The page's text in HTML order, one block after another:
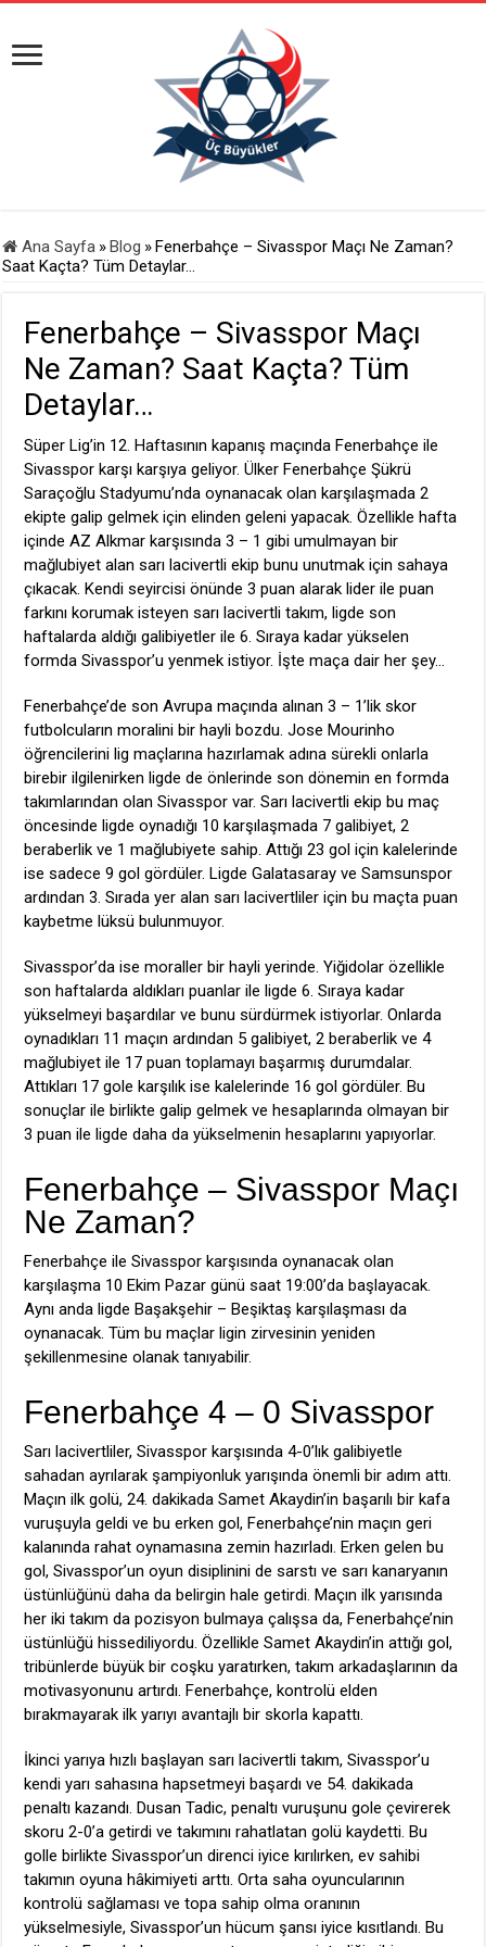
Ana Sayfa »Blog »Fenerbahçe – Sivasspor Maçı Ne Zaman?
Saat Kaçta? Tüm Detaylar…
Fenerbahçe – Sivasspor Maçı
Ne Zaman? Saat Kaçta? Tüm
Detaylar…
Süper Lig’in 12. Haftasının kapanış maçında Fenerbahçe ile
Sivasspor karşı karşıya geliyor. Ülker Fenerbahçe Şükrü
Saraçoğlu Stadyumu’nda oynanacak olan karşılaşmada 2
ekipte galip gelmek için elinden geleni yapacak. Özellikle hafta
içinde AZ Alkmar karşısında 3 – 1 gibi umulmayan bir
mağlubiyet alan sarı lacivertli ekip bunu unutmak için sahaya
çıkacak. Kendi seyircisi önünde 3 puan alarak lider ile puan
farkını korumak isteyen sarı lacivertli takım, ligde son
haftalarda aldığı galibiyetler ile 6. Sıraya kadar yükselen
formda Sivasspor’u yenmek istiyor. İşte maça dair her şey…
Fenerbahçe’de son Avrupa maçında alınan 3 – 1’lik skor
futbolcuların moralini bir hayli bozdu. Jose Mourinho
öğrencilerini lig maçlarına hazırlamak adına sürekli onlarla
birebir ilgilenirken ligde de önlerinde son dönemin en formda
takımlarından olan Sivasspor var. Sarı lacivertli ekip bu maç
öncesinde ligde oynadığı 10 karşılaşmada 7 galibiyet, 2
beraberlik ve 1 mağlubiyete sahip. Attığı 23 gol için kalelerinde
ise sadece 9 gol gördüler. Ligde Galatasaray ve Samsunspor
ardından 3. Sırada yer alan sarı lacivertliler için bu maçta puan
kaybetme lüksü bulunmuyor.
Sivasspor’da ise moraller bir hayli yerinde. Yiğidolar özellikle
son haftalarda aldıkları puanlar ile ligde 6. Sıraya kadar
yükselmeyi başardılar ve bunu sürdürmek istiyorlar. Onlarda
oynadıkları 11 maçın ardından 5 galibiyet, 2 beraberlik ve 4
mağlubiyet ile 17 puan toplamayı başarmış durumdalar.
Attıkları 17 gole karşılık ise kalelerinde 16 gol gördüler. Bu
sonuçlar ile birlikte galip gelmek ve hesaplarında olmayan bir
3 puan ile ligde daha da yükselmenin hesaplarını yapıyorlar.
Fenerbahçe – Sivasspor Maçı
Ne Zaman?
Fenerbahçe ile Sivasspor karşısında oynanacak olan
karşılaşma 10 Ekim Pazar günü saat 19:00’da başlayacak.
Aynı anda ligde Başakşehir – Beşiktaş karşılaşması da
oynanacak. Tüm bu maçlar ligin zirvesinin yeniden
şekillenmesine olanak tanıyabilir.
Fenerbahçe 4 – 0 Sivasspor
Sarı lacivertliler, Sivasspor karşısında 4-0’lık galibiyetle
sahadan ayrılarak şampiyonluk yarışında önemli bir adım attı.
Maçın ilk golü, 24. dakikada Samet Akaydin’in başarılı bir kafa
vuruşuyla geldi ve bu erken gol, Fenerbahçe’nin maçın geri
kalanında rahat oynamasına zemin hazırladı. Erken gelen bu
gol, Sivasspor’un oyun disiplinini de sarstı ve sarı kanaryanın
üstünlüğünü daha da belirgin hale getirdi. Maçın ilk yarısında
her iki takım da pozisyon bulmaya çalışsa da, Fenerbahçe’nin
üstünlüğü hissediliyordu. Özellikle Samet Akaydin’in attığı gol,
tribünlerde büyük bir coşku yaratırken, takım arkadaşlarının da
motivasyonunu artırdı. Fenerbahçe, kontrolü elden
bırakmayarak ilk yarıyı avantajlı bir skorla kapattı.
İkinci yarıya hızlı başlayan sarı lacivertli takım, Sivasspor’u
kendi yarı sahasına hapsetmeyi başardı ve 54. dakikada
penaltı kazandı. Dusan Tadic, penaltı vuruşunu gole çevirerek
skoru 2-0’a getirdi ve takımını rahatlatan golü kaydetti. Bu
golle birlikte Sivasspor’un direnci iyice kırılırken, ev sahibi
takımın oyuna hâkimiyeti arttı. Orta saha oyuncularının
kontrolü sağlaması ve topa sahip olma oranının
yükselmesiyle, Sivasspor’un hücum şansı iyice kısıtlandı. Bu